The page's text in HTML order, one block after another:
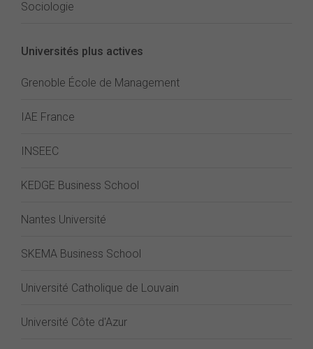
Sociologie
Universités plus actives
Grenoble École de Management
IAE France
INSEEC
KEDGE Business School
Nantes Université
SKEMA Business School
Université Catholique de Louvain
Université Côte d'Azur